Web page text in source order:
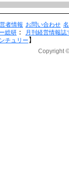
者情報 お問い合わせ
総研 ： 月刊経営情報誌
チュリー 】
Copyright